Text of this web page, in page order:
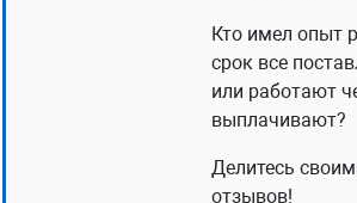
Кто имел опыт
срок все
или работают
выплачивают?
Делитесь
отзывов!